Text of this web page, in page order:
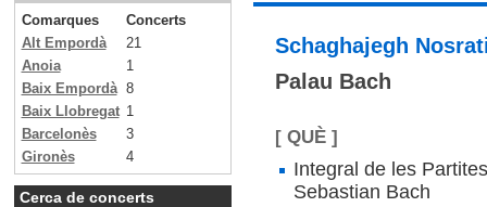
Comarques
Concerts
Alt Empordà
21
Anoia
1
Baix Empordà 8
Baix Llobregat 1
Barcelonès
3
Gironès
4
Cerca de concerts
Schaghajegh
Palau Bach
[ QUÈ ]
Integral de les
Sebastian Bach